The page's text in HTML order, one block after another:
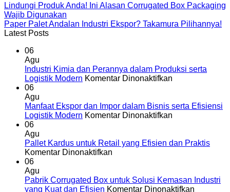
Lindungi Produk Anda! Ini Alasan Corrugated Box Packaging
Wajib Digunakan
Paper Palet Andalan Industri Ekspor? Takamura Pilihannya!
Latest Posts
06
Agu
Industri Kimia dan Perannya dalam Produksi serta
Logistik Modern Komentar Dinonaktifkan
dan
serta
06
Agu
Manfaat Ekspor dan Impor dalam Bisnis serta Efisiensi
Logistik Modern Komentar Dinonaktifkan
dan
serta
Efisiensi
06
Agu
Pallet Kardus untuk Retail yang Efisien dan Praktis
Komentar Dinonaktifkan
untuk
Retail
06
Agu
Pabrik Corrugated Box untuk Solusi Kemasan Industri
yang Kuat dan Efisien Komentar Dinonaktifkan